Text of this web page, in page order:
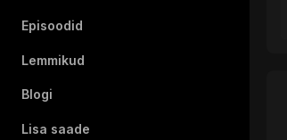
Episoodid
Lemmikud
Blogi
Lisa saade